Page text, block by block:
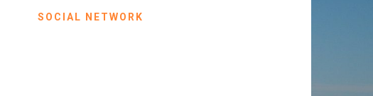
SOCIAL NETWORK